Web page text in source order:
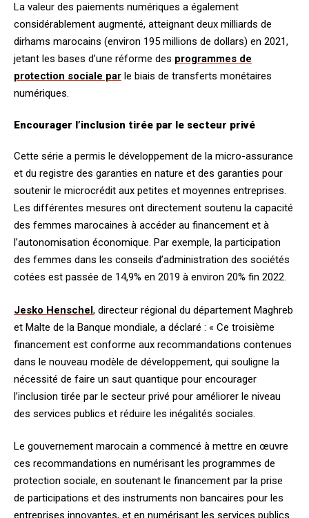
La valeur des paiements numériques a également
considérablement augmenté, atteignant deux milliards de
dirhams marocains (environ 195 millions de dollars) en 2021,
jetant les bases d’une réforme des programmes de
protection sociale par le biais de transferts monétaires
numériques.
Encourager l’inclusion tirée par le secteur privé
Cette série a permis le développement de la micro-assurance
et du registre des garanties en nature et des garanties pour
soutenir le microcrédit aux petites et moyennes entreprises.
Les différentes mesures ont directement soutenu la capacité
des femmes marocaines à accéder au financement et à
l’autonomisation économique. Par exemple, la participation
des femmes dans les conseils d’administration des sociétés
cotées est passée de 14,9% en 2019 à environ 20% fin 2022.
Jesko Henschel, directeur régional du département Maghreb
et Malte de la Banque mondiale, a déclaré : « Ce troisième
financement est conforme aux recommandations contenues
dans le nouveau modèle de développement, qui souligne la
nécessité de faire un saut quantique pour encourager
l’inclusion tirée par le secteur privé pour améliorer le niveau
des services publics et réduire les inégalités sociales.
Le gouvernement marocain a commencé à mettre en œuvre
ces recommandations en numérisant les programmes de
protection sociale, en soutenant le financement par la prise
de participations et des instruments non bancaires pour les
entreprises innovantes, et en numérisant les services publics